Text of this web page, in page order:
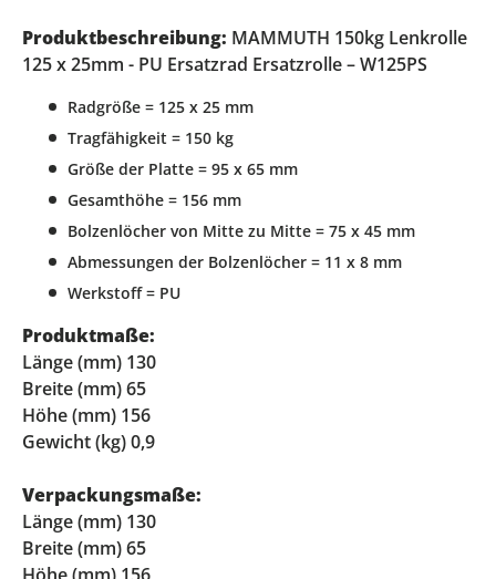
Produktbeschreibung: MAMMUTH 150kg Lenkrolle
125 x 25mm - PU Ersatzrad Ersatzrolle – W125PS
Radgröße = 125 x 25 mm
Tragfähigkeit = 150 kg
Größe der Platte = 95 x 65 mm
Gesamthöhe = 156 mm
Bolzenlöcher von Mitte zu Mitte = 75 x 45 mm
Abmessungen der Bolzenlöcher = 11 x 8 mm
Werkstoff = PU
Produktmaße:
Länge (mm) 130
Breite (mm) 65
Höhe (mm) 156
Gewicht (kg) 0,9
Verpackungsmaße:
Länge (mm) 130
Breite (mm) 65
Höhe (mm) 156